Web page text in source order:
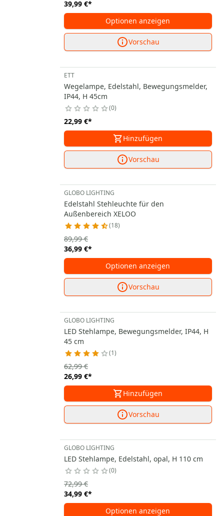
39,99 €*
Optionen anzeigen
Vorschau
ETT
Wegelampe, Edelstahl, Bewegungsmelder,
IP44, H 45cm
0
22,99 €*
Hinzufügen
Vorschau
GLOBO LIGHTING
Edelstahl Stehleuchte für den
Außenbereich XELOO
18
36,99 €*
89,99 €
Optionen anzeigen
Vorschau
GLOBO LIGHTING
LED Stehlampe, Bewegungsmelder, IP44, H
45 cm
1
26,99 €*
62,99 €
Hinzufügen
Vorschau
GLOBO LIGHTING
LED Stehlampe, Edelstahl, opal, H 110 cm
0
34,99 €*
72,99 €
Optionen anzeigen